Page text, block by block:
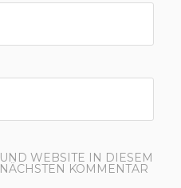
WEBSITE IN DIESEM
KOMMENTAR